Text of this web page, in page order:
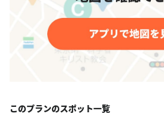
このプランのスポット一覧